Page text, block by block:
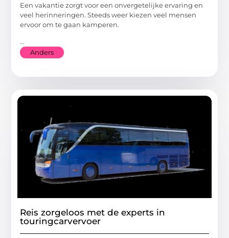
Een vakantie zorgt voor een onvergetelijke ervaring en
veel herinneringen. Steeds weer kiezen veel mensen
ervoor om te gaan kamperen.
...
Anders
Reis zorgeloos met de experts in
touringcarvervoer